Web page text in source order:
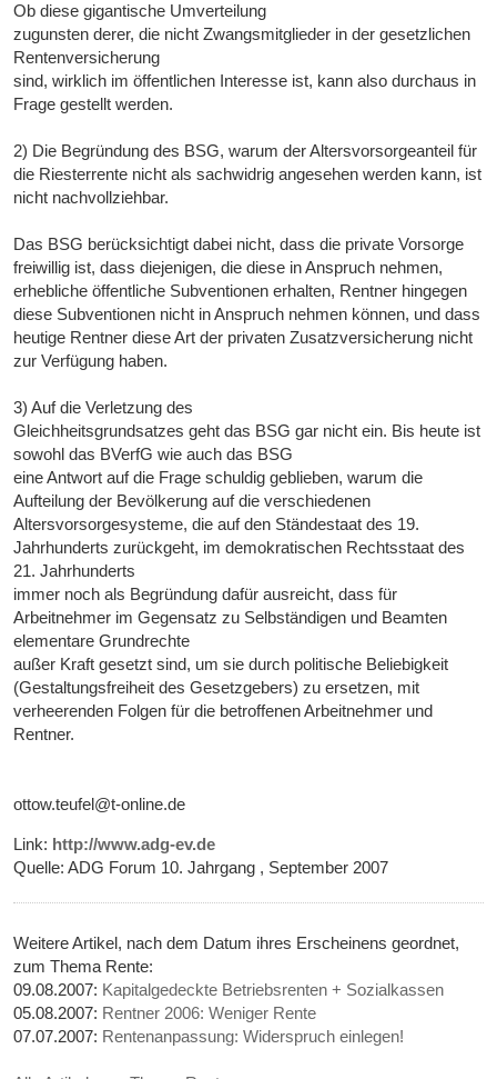
Ob diese gigantische Umverteilung
zugunsten derer, die nicht Zwangsmitglieder in der gesetzlichen
Rentenversicherung
sind, wirklich im öffentlichen Interesse ist, kann also durchaus in
Frage gestellt werden.
2) Die Begründung des BSG, warum der Altersvorsorgeanteil für
die Riesterrente nicht als sachwidrig angesehen werden kann, ist
nicht nachvollziehbar.
Das BSG berücksichtigt dabei nicht, dass die private Vorsorge
freiwillig ist, dass diejenigen, die diese in Anspruch nehmen,
erhebliche öffentliche Subventionen erhalten, Rentner hingegen
diese Subventionen nicht in Anspruch nehmen können, und dass
heutige Rentner diese Art der privaten Zusatzversicherung nicht
zur Verfügung haben.
3) Auf die Verletzung des
Gleichheitsgrundsatzes geht das BSG gar nicht ein. Bis heute ist
sowohl das BVerfG wie auch das BSG
eine Antwort auf die Frage schuldig geblieben, warum die
Aufteilung der Bevölkerung auf die verschiedenen
Altersvorsorgesysteme, die auf den Ständestaat des 19.
Jahrhunderts zurückgeht, im demokratischen Rechtsstaat des
21. Jahrhunderts
immer noch als Begründung dafür ausreicht, dass für
Arbeitnehmer im Gegensatz zu Selbständigen und Beamten
elementare Grundrechte
außer Kraft gesetzt sind, um sie durch politische Beliebigkeit
(Gestaltungsfreiheit des Gesetzgebers) zu ersetzen, mit
verheerenden Folgen für die betroffenen Arbeitnehmer und
Rentner.
ottow.teufel@t-online.de
Link: http://www.adg-ev.de
Quelle: ADG Forum 10. Jahrgang , September 2007
Weitere Artikel, nach dem Datum ihres Erscheinens geordnet,
zum Thema Rente:
09.08.2007: Kapitalgedeckte Betriebsrenten + Sozialkassen
05.08.2007: Rentner 2006: Weniger Rente
07.07.2007: Rentenanpassung: Widerspruch einlegen!